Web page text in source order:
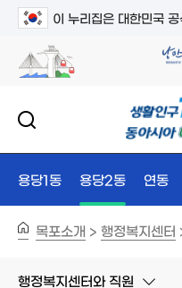
이 누리집은 대한민국
용당1동 용당2동 연동
목포소개 > 행정복지센터
행정복지센터와 직원